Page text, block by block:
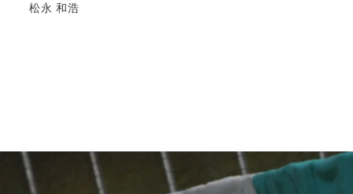
著
松永 和浩